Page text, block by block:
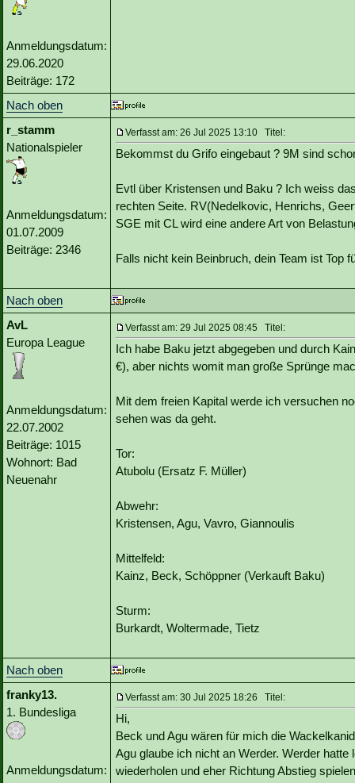
Anmeldungsdatum:
29.06.2020
Beiträge: 172
Nach oben
r_stamm
Nationalspieler
Anmeldungsdatum:
01.07.2009
Beiträge: 2346
Verfasst am: 26 Jul 2025 13:10 Titel:
Bekommst du Grifo eingebaut ? 9M sind
Evtl über Kristensen und Baku ? Ich weiss
rechten Seite. RV(Nedelkovic, Henrichs,
SGE mit CL wird eine andere Art von
Falls nicht kein Beinbruch, dein Team ist Top
Nach oben
AvL
Europa League
Anmeldungsdatum:
22.07.2002
Beiträge: 1015
Wohnort: Bad
Neuenahr
Verfasst am: 29 Jul 2025 08:45 Titel:
Ich habe Baku jetzt abgegeben und durch
€), aber nichts womit man große Sprünge
Mit dem freien Kapital werde ich versuchen
sehen was da geht.
Tor:
Atubolu (Ersatz F. Müller)
Abwehr:
Kristensen, Agu, Vavro, Giannoulis
Mittelfeld:
Kainz, Beck, Schöppner (Verkauft Baku)
Sturm:
Burkardt, Woltermade, Tietz
Nach oben
franky13.
1. Bundesliga
Anmeldungsdatum:
Verfasst am: 30 Jul 2025 18:26 Titel:
Hi,
Beck und Agu wären für mich die
Agu glaube ich nicht an Werder. Werder
wiederholen und eher Richtung Abstieg